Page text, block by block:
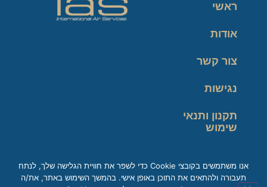
ראשי
אודות
צור קשר
נגישות
תקנון ותנאי
שימוש
זכות עיון במידע
אנו משתמשים בקובצי Cookie כדי לשפר את חוויית הגלישה שלך, לנתח
תעבורה ולהתאים את התוכן באופן אישי. בהמשך השימוש באתר, את/ה